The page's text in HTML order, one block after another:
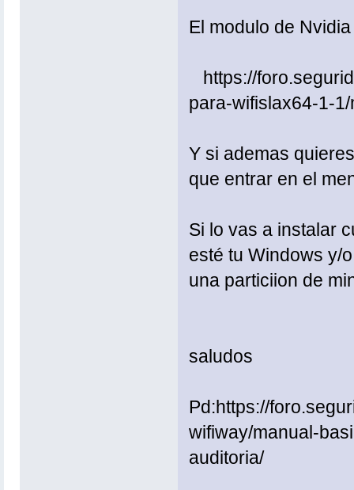
El modulo de
https://
para-wifislax64-1-
Y si ademas
que entrar en el
Si lo vas a instalar
esté tu Windows y/
una particiion de
saludos
Pd:https://
wifiway/manual-
auditoria/